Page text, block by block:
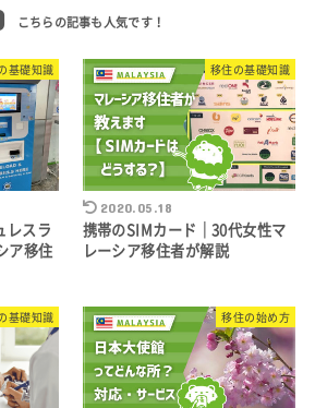
基礎知識
レスラ
ア移住
移住の基礎知識
2020.05.18
携帯のSIMカード｜30代女性マ
レーシア移住者が解説
基礎知識 移住の始め方